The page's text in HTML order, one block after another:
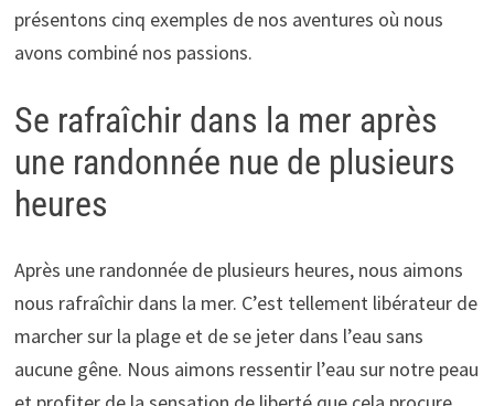
présentons cinq exemples de nos aventures où nous
avons combiné nos passions.
Se rafraîchir dans la mer après
une randonnée nue de plusieurs
heures
Après une randonnée de plusieurs heures, nous aimons
nous rafraîchir dans la mer. C’est tellement libérateur de
marcher sur la plage et de se jeter dans l’eau sans
aucune gêne. Nous aimons ressentir l’eau sur notre peau